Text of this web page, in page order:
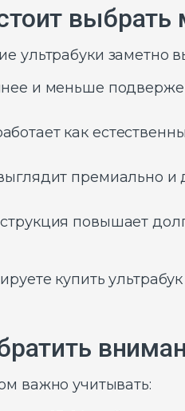
выбрать
ультрабуки заметно
и меньше
как
премиально и
повышает
купить
важно учитывать: